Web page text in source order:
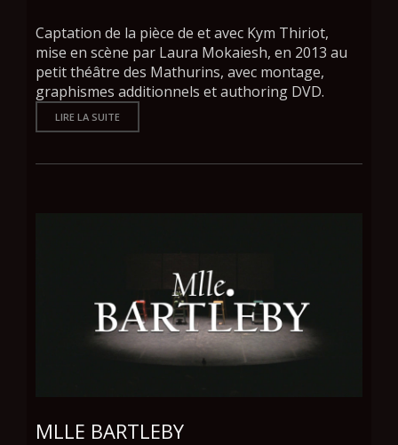
Captation de la pièce de et avec Kym Thiriot,
mise en scène par Laura Mokaiesh, en 2013 au
petit théâtre des Mathurins, avec montage,
graphismes additionnels et authoring DVD.
LIRE LA SUITE
MLLE BARTLEBY